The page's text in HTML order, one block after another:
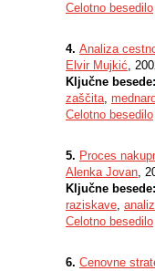
Celotno besedilo
4. Analiza
Elvir Mujkić,
Ključne besede:
zaščita,
Celotno besedilo
5. Proces
Alenka Jovan,
Ključne besede:
raziskave,
Celotno besedilo
6. Cenovne